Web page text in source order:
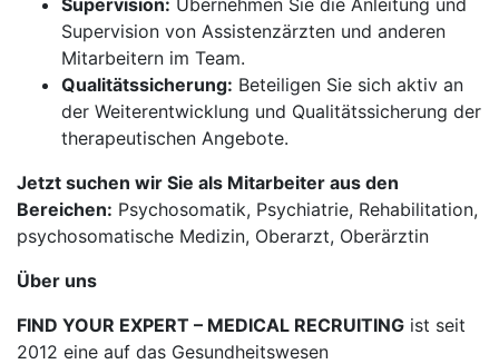
Supervision: Übernehmen Sie die Anleitung und
Supervision von Assistenzärzten und anderen
Mitarbeitern im Team.
Qualitätssicherung: Beteiligen Sie sich aktiv an
der Weiterentwicklung und Qualitätssicherung der
therapeutischen Angebote.
Jetzt suchen wir Sie als Mitarbeiter aus den
Bereichen: Psychosomatik, Psychiatrie, Rehabilitation,
psychosomatische Medizin, Oberarzt, Oberärztin
Über uns
FIND YOUR EXPERT – MEDICAL RECRUITING ist seit
2012 eine auf das Gesundheitswesen